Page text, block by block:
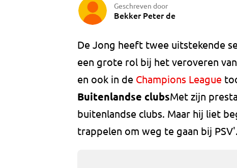
Geschreven door
Bekker Peter de
De Jong heeft twee uitstekende
een grote rol bij het veroveren
en ook in de Champions League
Buitenlandse clubsMet zijn
buitenlandse clubs. Maar hij liet
trappelen om weg te gaan bij PSV'.